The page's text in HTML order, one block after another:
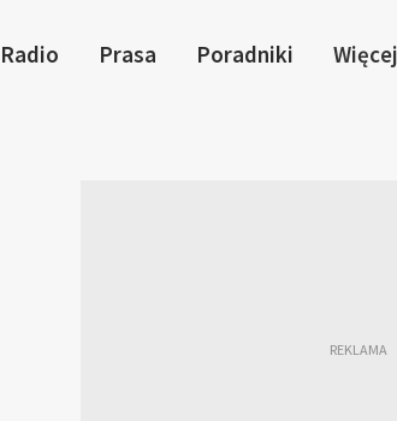
Radio Prasa Poradniki Więcej